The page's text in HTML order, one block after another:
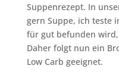
Suppenrezept. In
gern Suppe, ich teste
für gut befunden
Daher folgt nun ein
Low Carb geeignet.